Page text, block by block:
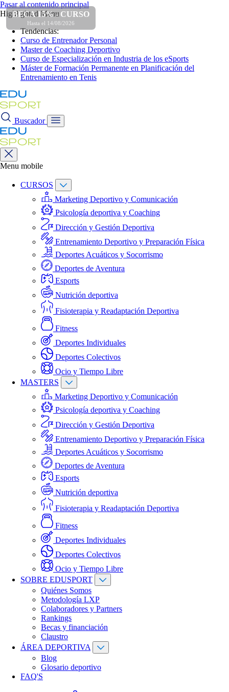
Pasar al contenido principal
Highlighted Menu
Tendencias:
Curso de Entrenador Personal
Master de Coaching Deportivo
Curso de Especialización en Industria de los eSports
Máster de Formación Permanente en Planificación del
Entrenamiento en Tenis
Buscador
Menu mobile
CURSOS
Marketing Deportivo y Comunicación
Psicología deportiva y Coaching
Dirección y Gestión Deportiva
Entrenamiento Deportivo y Preparación Física
Deportes Acuáticos y Socorrismo
Deportes de Aventura
Esports
Nutrición deportiva
Fisioterapia y Readaptación Deportiva
Fitness
Deportes Individuales
Deportes Colectivos
Ocio y Tiempo Libre
MASTERS
Marketing Deportivo y Comunicación
Psicología deportiva y Coaching
Dirección y Gestión Deportiva
Entrenamiento Deportivo y Preparación Física
Deportes Acuáticos y Socorrismo
Deportes de Aventura
Esports
Nutrición deportiva
Fisioterapia y Readaptación Deportiva
Fitness
Deportes Individuales
Deportes Colectivos
Ocio y Tiempo Libre
SOBRE EDUSPORT
Quiénes Somos
Metodología LXP
Colaboradores y Partners
Rankings
Becas y financiación
Claustro
ÁREA DEPORTIVA
Blog
Glosario deportivo
FAQ'S
BECA 15% - CURSO
Hasta el 14/08/2026